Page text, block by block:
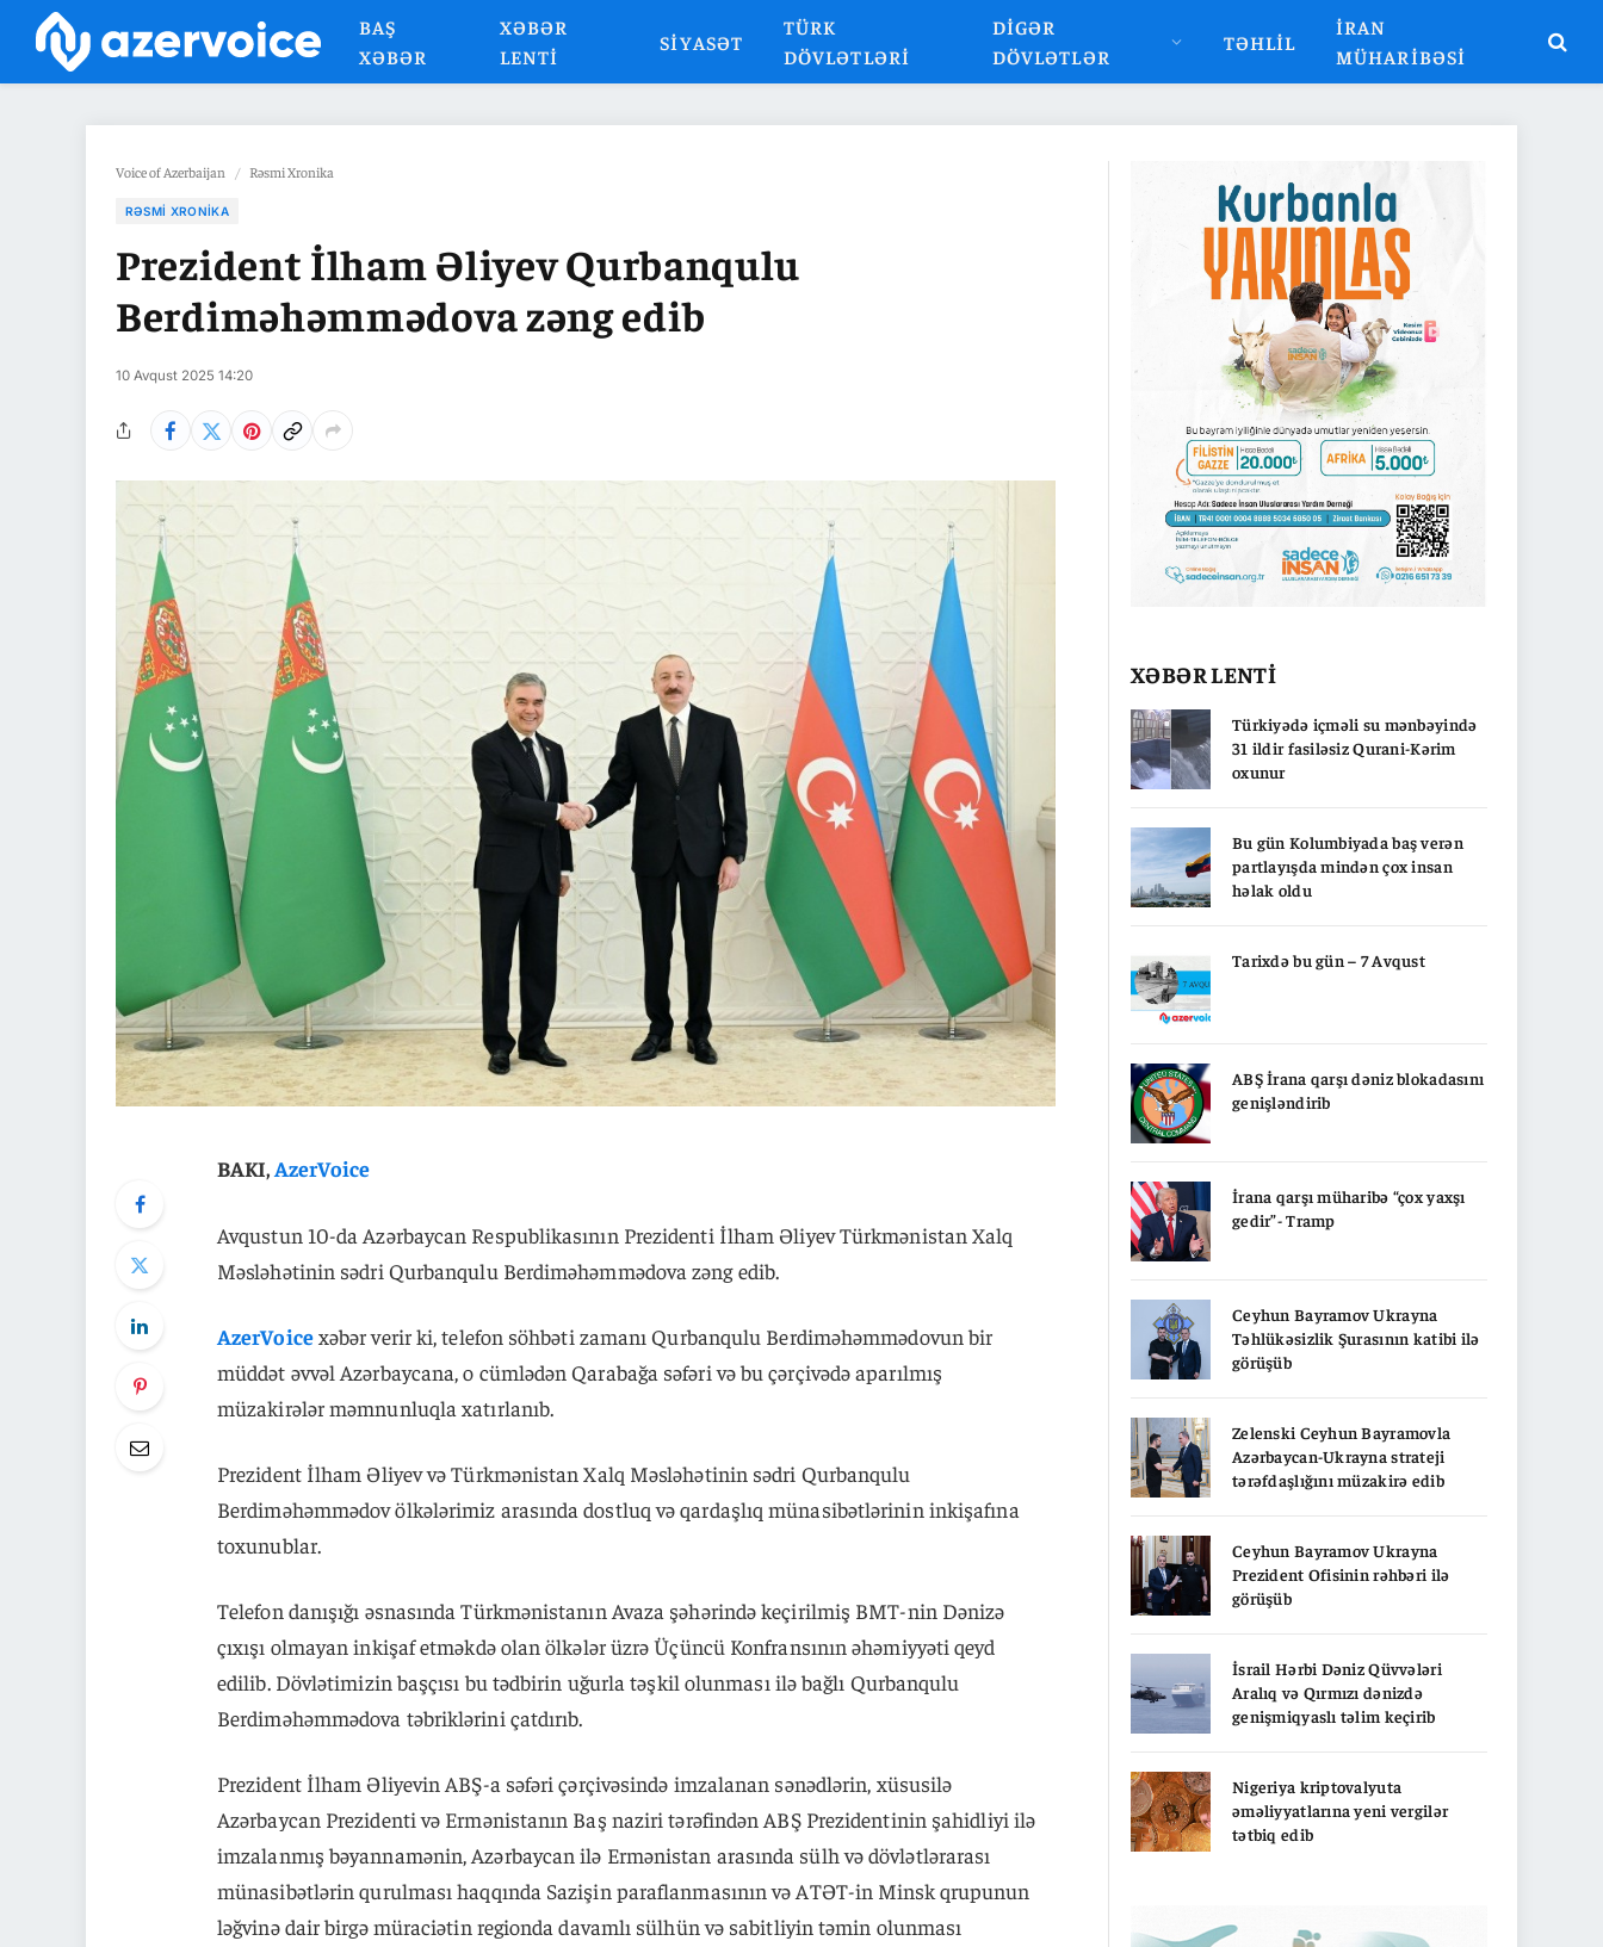
BAŞ
XƏBƏR
XƏBƏR
LENTI
SIYASƏT
TÜRK
DÖVLƏTLƏRI
DIGƏR
DÖVLƏTLƏR
TƏHLIL
İRAN
MÜHARIBƏSI
Voice of Azerbaijan / Rəsmi Xronika
RƏSMI XRONIKA
Prezident İlham Əliyev Qurbanqulu
Berdiməhəmmədova zəng edib
10 Avqust 2025 14:20
BAKI,AzerVoice
Avqustun 10-da Azərbaycan Respublikasının Prezidenti İlham Əliyev Türkmənistan Xalq
Məsləhətinin sədri Qurbanqulu Berdiməhəmmədova zəng edib.
AzerVoicexəbər verir ki, telefon söhbəti zamanı Qurbanqulu Berdiməhəmmədovun bir
müddət əvvəl Azərbaycana, o cümlədən Qarabağa səfəri və bu çərçivədə aparılmış
müzakirələr məmnunluqla xatırlanıb.
Prezident İlham Əliyev və Türkmənistan Xalq Məsləhətinin sədri Qurbanqulu
Berdiməhəmmədov ölkələrimiz arasında dostluq və qardaşlıq münasibətlərinin inkişafına
toxunublar.
Telefon danışığı əsnasında Türkmənistanın Avaza şəhərində keçirilmiş BMT-nin Dənizə
çıxışı olmayan inkişaf etməkdə olan ölkələr üzrə Üçüncü Konfransının əhəmiyyəti qeyd
edilib. Dövlətimizin başçısı bu tədbirin uğurla təşkil olunması ilə bağlı Qurbanqulu
Berdiməhəmmədova təbriklərini çatdırıb.
Prezident İlham Əliyevin ABŞ-a səfəri çərçivəsində imzalanan sənədlərin, xüsusilə
Azərbaycan Prezidenti və Ermənistanın Baş naziri tərəfindən ABŞ Prezidentinin şahidliyi ilə
imzalanmış bəyannamənin, Azərbaycan ilə Ermənistan arasında sülh və dövlətlərarası
münasibətlərin qurulması haqqında Sazişin paraflanmasının və ATƏT-in Minsk qrupunun
ləğvinə dair birgə müraciətin regionda davamlı sülhün və sabitliyin təmin olunması
XƏBƏR LENTİ
Türkiyədə içməli su mənbəyində
31 ildir fasiləsiz Qurani-Kərim
oxunur
Bu gün Kolumbiyada baş verən
partlayışda mindən çox insan
həlak oldu
Tarixdə bu gün – 7 Avqust
ABŞ İrana qarşı dəniz blokadasını
genişləndirib
İrana qarşı müharibə “çox yaxşı
gedir”- Tramp
Ceyhun Bayramov Ukrayna
Təhlükəsizlik Şurasının katibi ilə
görüşüb
Zelenski Ceyhun Bayramovla
Azərbaycan-Ukrayna strateji
tərəfdaşlığını müzakirə edib
Ceyhun Bayramov Ukrayna
Prezident Ofisinin rəhbəri ilə
görüşüb
İsrail Hərbi Dəniz Qüvvələri
Aralıq və Qırmızı dənizdə
genişmiqyaslı təlim keçirib
Nigeriya kriptovalyuta
əməliyyatlarına yeni vergilər
tətbiq edib